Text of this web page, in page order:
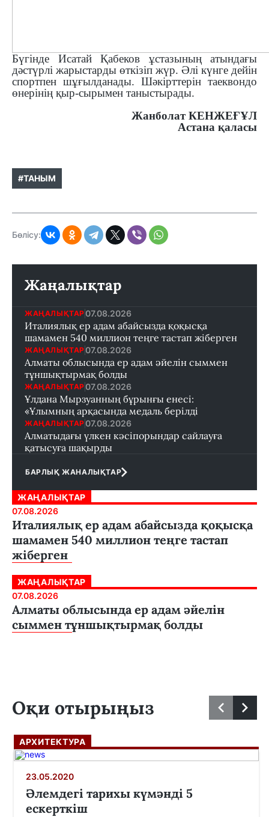
Бүгінде Исатай Қабеков ұстазының атындағы
дәстүрлі жарыстарды өткізіп жүр. Әлі күнге дейін
спортпен шұғылданады. Шәкірттерін таеквондо
өнерінің қыр-сырымен таныстырады.
Жанболат КЕНЖЕҒҰЛ
Астана қаласы
#ТАНЫМ
Бөлісу:
Жаңалықтар
ЖАҢАЛЫҚТАР 07.08.2026
Италиялық ер адам абайсызда қоқысқа
шамамен 540 миллион теңге тастап жіберген
ЖАҢАЛЫҚТАР 07.08.2026
Алматы облысында ер адам әйелін сыммен
тұншықтырмақ болды
ЖАҢАЛЫҚТАР 07.08.2026
Ұлдана Мырзуанның бұрынғы енесі:
«Ұлымның арқасында медаль берілді
ЖАҢАЛЫҚТАР 07.08.2026
Алматыдағы үлкен кәсіпорындар сайлауға
қатысуға шақырды
БАРЛЫҚ ЖАНАЛЫҚТАР
ЖАҢАЛЫҚТАР
07.08.2026
Италиялық ер адам абайсызда қоқысқа
шамамен 540 миллион теңге тастап
жіберген
ЖАҢАЛЫҚТАР
07.08.2026
Алматы облысында ер адам әйелін
сыммен тұншықтырмақ болды
Оқи отырыңыз
АРХИТЕКТУРА
23.05.2020
Әлемдегі тарихы күмәнді 5
ескерткіш